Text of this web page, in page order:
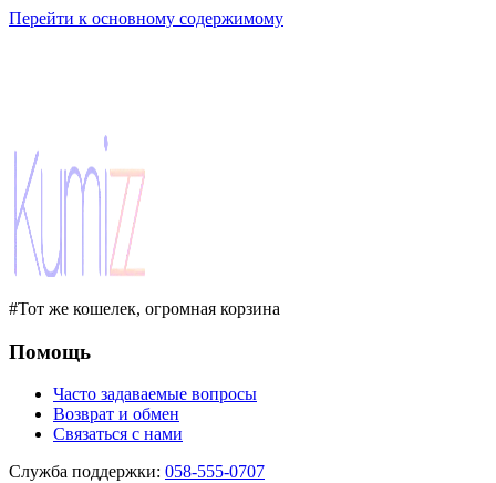
Перейти к основному содержимому
#Тот же кошелек, огромная корзина
Помощь
Часто задаваемые вопросы
Возврат и обмен
Связаться с нами
Служба поддержки: 058-555-0707